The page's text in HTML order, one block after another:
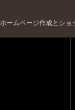
ホームページ作成とショ